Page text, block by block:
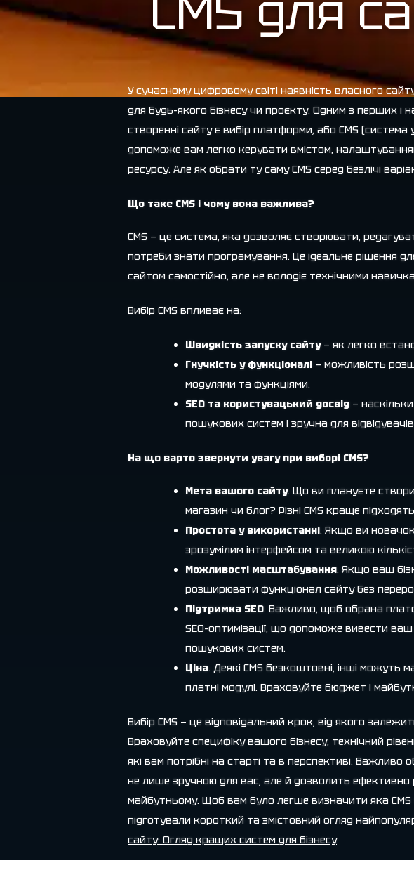
У сучасному цифровому світі наявність власного
для будь-якого бізнесу чи проєкту. Одним з перших і
створенні сайту є вибір платформи, або CMS (система
допоможе вам легко керувати вмістом,
ресурсу. Але як обрати ту саму CMS серед безлічі
Що таке CMS і чому вона важлива?
CMS — це система, яка дозволяє створювати,
потреби знати програмування. Це ідеальне рішення
сайтом самостійно, але не володіє технічними
Вибір CMS впливає на:
Швидкість запуску сайту— як легко
Гнучкість у функціоналі — можливість
модулями та функціями.
SEO та користувацький досвід —
пошукових систем і зручна для
На що варто звернути увагу при виборі CMS?
Мета вашого сайту. Що ви плануєте
магазин чи блог? Різні CMS краще
Простота у використанні. Якщо ви
зрозумілим інтерфейсом та великою
Можливості масштабування. Якщо ваш
розширювати функціонал сайту без
Підтримка SEO. Важливо, щоб обрана
SEO-оптимізації, що допоможе вивести
пошукових систем.
Ціна. Деякі CMS безкоштовні, інші можуть
платні модулі. Враховуйте бюджет і
Вибір CMS — це відповідальний крок, від якого
Враховуйте специфіку вашого бізнесу, технічний
які вам потрібні на старті та в перспективі.
не лише зручною для вас, але й дозволить
майбутньому. Щоб вам було легше визначити яка CMS
підготували короткий та змістовний огляд
сайту: Огляд кращих систем для бізнесу